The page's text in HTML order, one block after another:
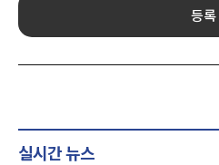
등록
실시간 뉴스